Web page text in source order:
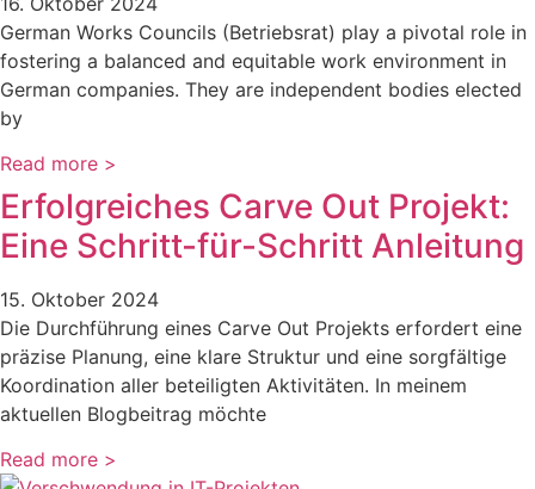
German Works Councils (Betriebsrat) play a pivotal role in
fostering a balanced and equitable work environment in
German companies. They are independent bodies elected
by
Read more >
Erfolgreiches Carve Out Projekt:
Eine Schritt-für-Schritt Anleitung
15. Oktober 2024
Die Durchführung eines Carve Out Projekts erfordert eine
präzise Planung, eine klare Struktur und eine sorgfältige
Koordination aller beteiligten Aktivitäten. In meinem
aktuellen Blogbeitrag möchte
Read more >